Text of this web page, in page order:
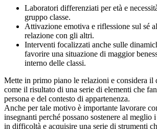
Laboratori differenziati per età e
gruppo classe.
Attivazione emotiva e riflessione sul sé
relazione con gli altri.
Interventi focalizzati anche sulle
favorire una situazione di maggior
interno delle classi.
Mette in primo piano le relazioni e considera il
come il risultato di una serie di elementi che
persona e del contesto di appartenenza.
Anche per tale motivo è importante lavorare
insegnanti perché possano sostenere al meglio
in difficoltà e acquisire una serie di strumenti